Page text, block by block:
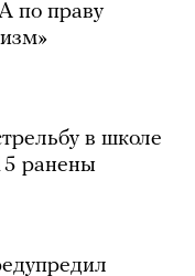
по праву
в школе
ранены